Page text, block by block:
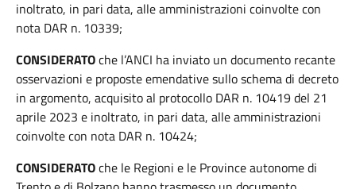
inoltrato, in pari data, alle amministrazioni coinvolte con
nota DAR n. 10339;
CONSIDERATOche l’ANCI ha inviato un documento recante
osservazioni e proposte emendative sullo schema di decreto
in argomento, acquisito al protocollo DAR n. 10419 del 21
aprile 2023 e inoltrato, in pari data, alle amministrazioni
coinvolte con nota DAR n. 10424;
CONSIDERATOche le Regioni e le Province autonome di